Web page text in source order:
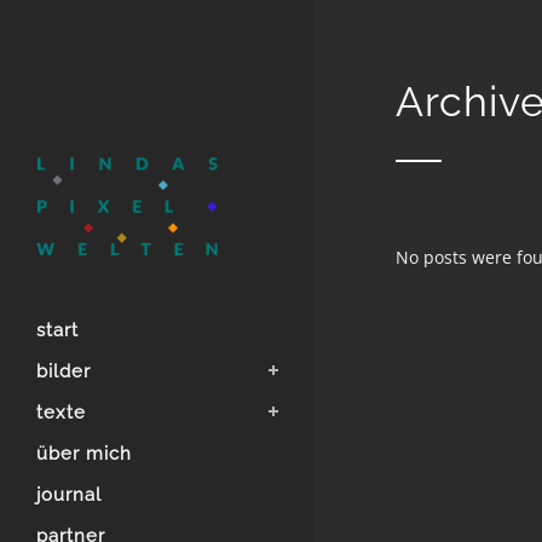
start
bilder
texte
über mich
journal
partner
Archive
No posts were